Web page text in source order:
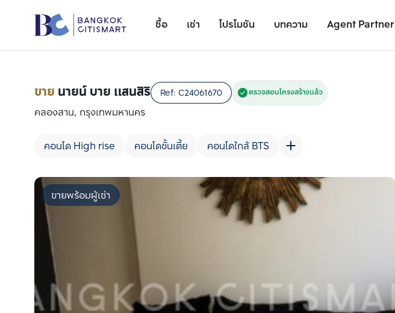
ซื้อ เช่า โปรโมชัน บทความ Agent Partner
รายละเอียดยูนิต
ขาย นายน์ บาย แสนสิริ Ref: C24061670 ตรวจสอบโครงสร้างแล้ว
คลองสาน, กรุงเทพมหานคร
คอนโด High rise คอนโดชั้นเตี้ย คอนโดใกล้ BTS
ขายพร้อมผู้เช่า
เพิ่มยูนิตเปรียบเทียบ
เพิ่มยูนิตเปรียบเทียบ